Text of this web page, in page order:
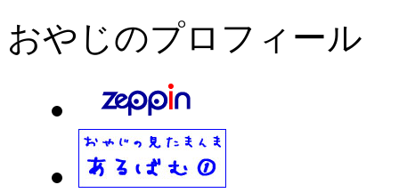
おやじのプロフィール